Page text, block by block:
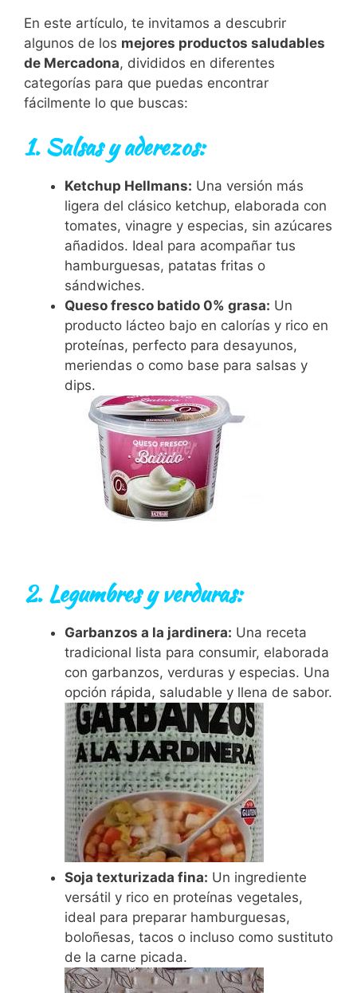
En este artículo, te invitamos a descubrir
algunos de los mejores productos saludables
de Mercadona, divididos en diferentes
categorías para que puedas encontrar
fácilmente lo que buscas:
1. Salsas y aderezos:
Ketchup Hellmans: Una versión más
ligera del clásico ketchup, elaborada con
tomates, vinagre y especias, sin azúcares
añadidos. Ideal para acompañar tus
hamburguesas, patatas fritas o
sándwiches.
Queso fresco batido 0% grasa: Un
producto lácteo bajo en calorías y rico en
proteínas, perfecto para desayunos,
meriendas o como base para salsas y
dips.
2. Legumbres y verduras:
Garbanzos a la jardinera: Una receta
tradicional lista para consumir, elaborada
con garbanzos, verduras y especias. Una
opción rápida, saludable y llena de sabor.
Soja texturizada fina: Un ingrediente
versátil y rico en proteínas vegetales,
ideal para preparar hamburguesas,
boloñesas, tacos o incluso como sustituto
de la carne picada.